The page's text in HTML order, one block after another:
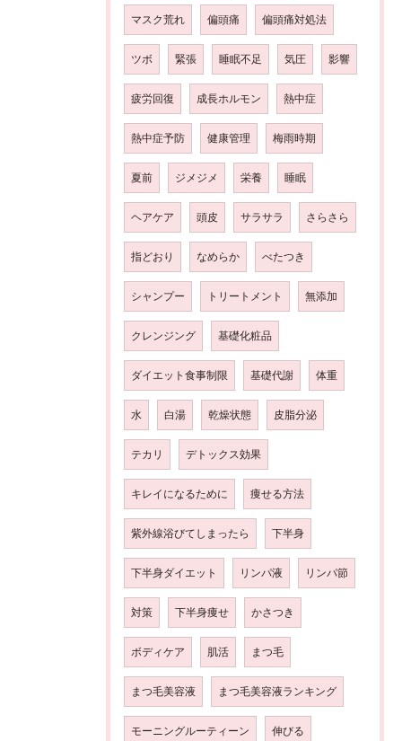
マスク荒れ 偏頭痛 偏頭痛対処法
ツボ 緊張 睡眠不足 気圧 影響
疲労回復 成長ホルモン 熱中症
熱中症予防 健康管理 梅雨時期
夏前 ジメジメ 栄養 睡眠
ヘアケア 頭皮 サラサラ さらさら
指どおり なめらか べたつき
シャンプー トリートメント 無添加
クレンジング 基礎化粧品
ダイエット食事制限 基礎代謝 体重
水 白湯 乾燥状態 皮脂分泌
テカリ デトックス効果
キレイになるために 痩せる方法
紫外線浴びてしまったら 下半身
下半身ダイエット リンパ液 リンパ節
対策 下半身痩せ かさつき
ボディケア 肌活 まつ毛
まつ毛美容液 まつ毛美容液ランキング
モーニングルーティーン 伸びる